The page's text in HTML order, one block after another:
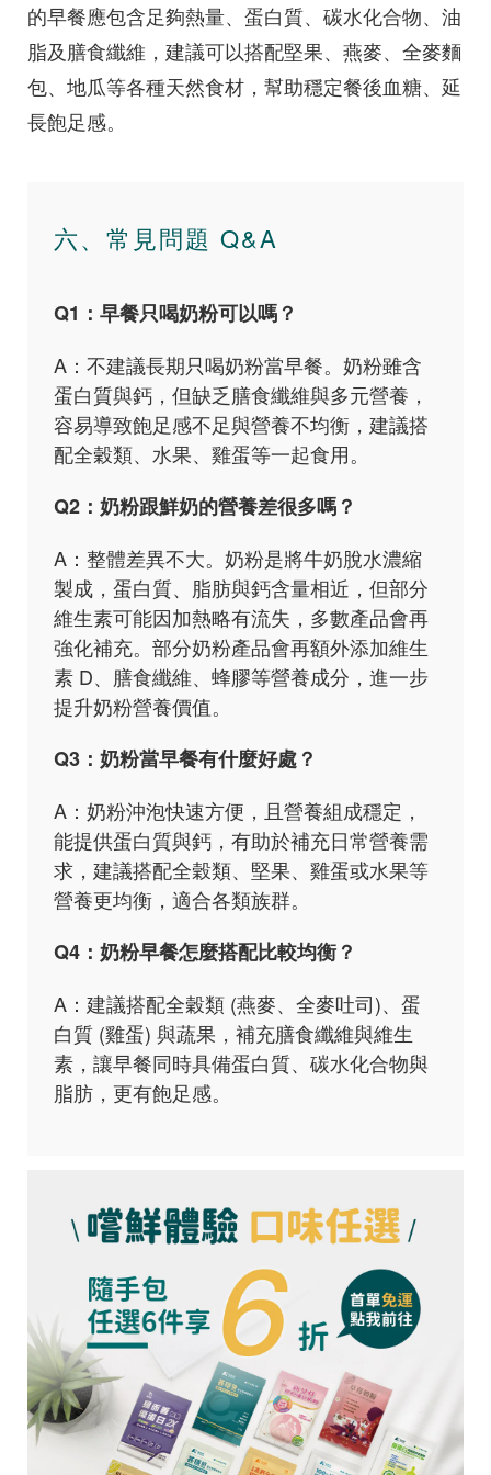
的早餐應包含足夠熱量、蛋白質、碳水化合物、油
脂及膳食纖維，建議可以搭配堅果、燕麥、全麥麵
包、地瓜等各種天然食材，幫助穩定餐後血糖、延
長飽足感。
六、常見問題 Q&A
Q1：早餐只喝奶粉可以嗎？
A：不建議長期只喝奶粉當早餐。奶粉雖含
蛋白質與鈣，但缺乏膳食纖維與多元營養，
容易導致飽足感不足與營養不均衡，建議搭
配全穀類、水果、雞蛋等一起食用。
Q2：奶粉跟鮮奶的營養差很多嗎？
A：整體差異不大。奶粉是將牛奶脫水濃縮
製成，蛋白質、脂肪與鈣含量相近，但部分
維生素可能因加熱略有流失，多數產品會再
強化補充。部分奶粉產品會再額外添加維生
素 D、膳食纖維、蜂膠等營養成分，進一步
提升奶粉營養價值。
Q3：奶粉當早餐有什麼好處？
A：奶粉沖泡快速方便，且營養組成穩定，
能提供蛋白質與鈣，有助於補充日常營養需
求，建議搭配全穀類、堅果、雞蛋或水果等
營養更均衡，適合各類族群。
Q4：奶粉早餐怎麼搭配比較均衡？
A：建議搭配全穀類 (燕麥、全麥吐司)、蛋
白質 (雞蛋) 與蔬果，補充膳食纖維與維生
素，讓早餐同時具備蛋白質、碳水化合物與
脂肪，更有飽足感。